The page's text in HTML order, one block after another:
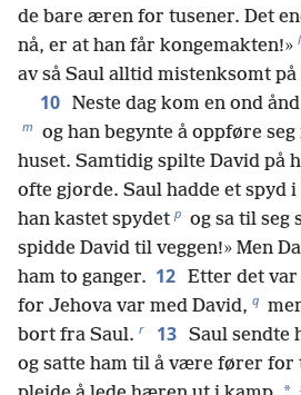
de bare æren for tusener. Det
nå, er at han får kongemakten!» l
av så Saul alltid mistenksomt på
10 Neste dag kom en ond ånd
m og han begynte å oppføre
huset. Samtidig spilte David på
ofte gjorde. Saul hadde et spyd i
han kastet spydet p og sa til seg
spidde David til veggen!» Men
ham to ganger. 12 Etter det
for Jehova var med David, q
bort fra Saul. r 13 Saul sendte
og satte ham til å være fører for